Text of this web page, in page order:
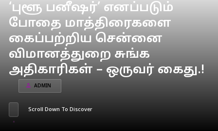
‘புளூ பனீஷர்’ எனப்படும்
போதை மாத்திரைகளை
கைப்பற்றிய சென்னை
விமானத்துறை சுங்க
அதிகாரிகள் – ஒருவர் கைது.!
ADMIN
Scroll Down To Discover